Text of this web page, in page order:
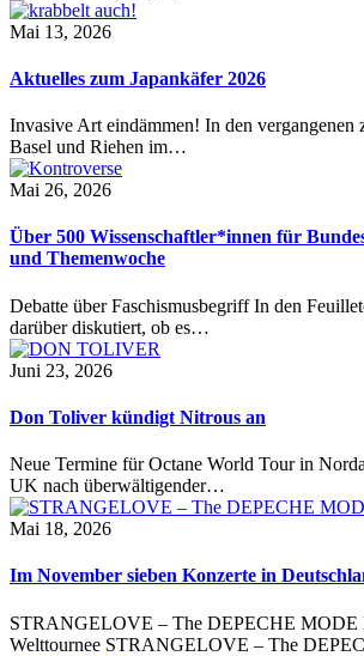
Mai 13, 2026
Aktuelles zum Japankäfer 2026
Invasive Art eindämmen! In den vergangenen
Basel und Riehen im…
Mai 26, 2026
Über 500 Wissenschaftler*innen für
und Themenwoche
Debatte über Faschismusbegriff In den
darüber diskutiert, ob es…
Juni 23, 2026
Don Toliver kündigt Nitrous an
Neue Termine für Octane World Tour in
UK nach überwältigender…
Mai 18, 2026
Im November sieben Konzerte in
STRANGELOVE – The DEPECHE MODE
Welttournee STRANGELOVE – The